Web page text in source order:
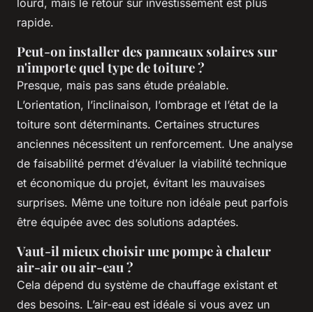
rapide.
Peut-on installer des panneaux solaires sur
n'importe quel type de toiture ?
Presque, mais pas sans étude préalable.
L’orientation, l’inclinaison, l’ombrage et l’état de la
toiture sont déterminants. Certaines structures
anciennes nécessitent un renforcement. Une analyse
de faisabilité permet d’évaluer la viabilité technique
et économique du projet, évitant les mauvaises
surprises. Même une toiture non idéale peut parfois
être équipée avec des solutions adaptées.
Vaut-il mieux choisir une pompe à chaleur
air-air ou air-eau ?
Cela dépend du système de chauffage existant et
des besoins. L’air-eau est idéale si vous avez un